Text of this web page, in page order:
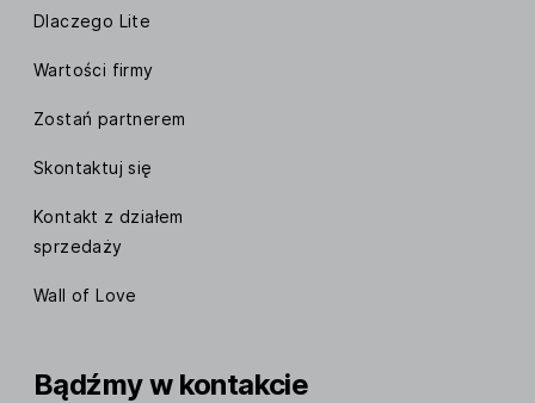
Dlaczego Lite
Wartości firmy
Zostań partnerem
Skontaktuj się
Kontakt z działem
sprzedaży
Wall of Love
Bądźmy w kontakcie